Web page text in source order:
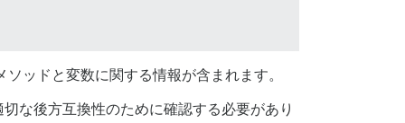
ッドと変数に関する情報が含まれます。
な後方互換性のために確認する必要があり